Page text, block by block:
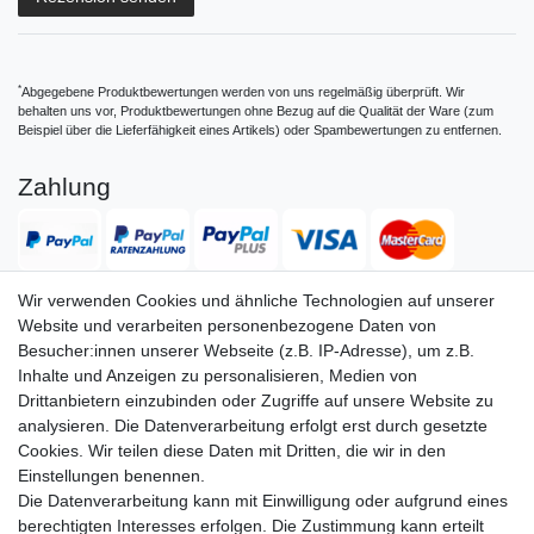
*Abgegebene Produktbewertungen werden von uns regelmäßig überprüft. Wir
behalten uns vor, Produktbewertungen ohne Bezug auf die Qualität der Ware (zum
Beispiel über die Lieferfähigkeit eines Artikels) oder Spambewertungen zu entfernen.
Zahlung
Versand
Service Service
Info Info
Kontakt Kontakt
Wir verwenden Cookies und ähnliche Technologien auf unserer
Website und verarbeiten personenbezogene Daten von
Besucher:innen unserer Webseite (z.B. IP-Adresse), um z.B.
Inhalte und Anzeigen zu personalisieren, Medien von
Drittanbietern einzubinden oder Zugriffe auf unsere Website zu
analysieren. Die Datenverarbeitung erfolgt erst durch gesetzte
Cookies. Wir teilen diese Daten mit Dritten, die wir in den
Einstellungen benennen.
Die Datenverarbeitung kann mit Einwilligung oder aufgrund eines
berechtigten Interesses erfolgen. Die Zustimmung kann erteilt